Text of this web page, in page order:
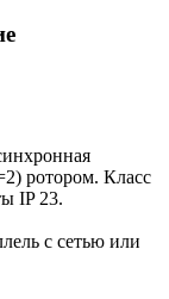
ротором. Класс
IP 23.
с сетью или